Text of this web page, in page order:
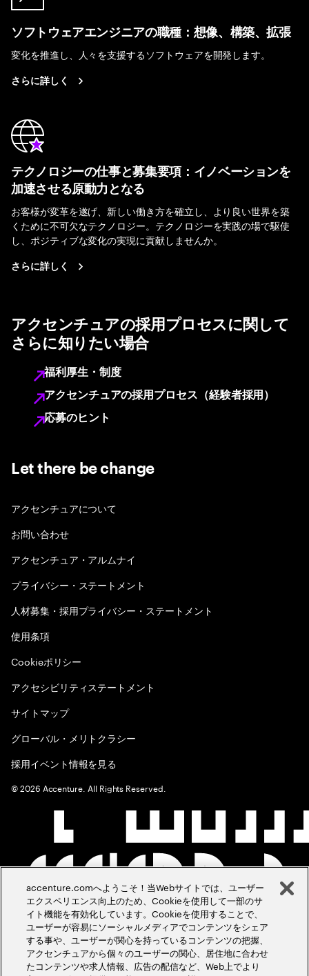
ソフトウェアエンジニアの職種：想像、構築、拡張
変化を推進し、人々を支援するソフトウェアを開発します。
さらに詳しく
テクノロジーの仕事と募集要項：イノベーションを
加速させる原動力となる
お客様が変革を遂げ、新しい働き方を確立し、より良い世界を築
くために不可欠なテクノロジー。テクノロジーを実践の場で駆使
し、ポジティブな変化の実現に貢献しませんか。
さらに詳しく
アクセンチュアの採用プロセスに関して
さらに知りたい場合
福利厚生・制度
アクセンチュアの採用プロセス（経験者採用）
応募のヒント
Let there be change
アクセンチュアについて
お問い合わせ
アクセンチュア・アルムナイ
プライバシー・ステートメント
人材募集・採用プライバシー・ステートメント
使用条項
Cookieポリシー
アクセシビリティステートメント
サイトマップ
グローバル・メリトクラシー
採用イベント情報を見る
©2026 Accenture. All Rights Reserved.
accenture.comへようこそ！当Webサイトでは、ユーザー
エクスペリエンス向上のため、Cookieを使用して一部のサ
イト機能を有効化しています。Cookieを使用することで、
ユーザーが容易にソーシャルメディアでコンテンツをシェア
する事や、ユーザーが関心を持っているコンテンツの把握、
アクセンチュアから個々のユーザーの関心、居住地に合わせ
たコンテンツや求人情報、広告の配信など、Web上でより